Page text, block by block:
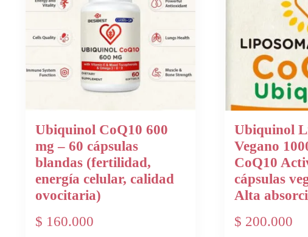
Ubiquinol CoQ10 600
mg – 60 cápsulas
blandas (fertilidad,
energía celular, calidad
ovocitaria)
$ 160.000
Ubiquinol
Vegano
CoQ10
cápsulas
Alta
$ 200.000